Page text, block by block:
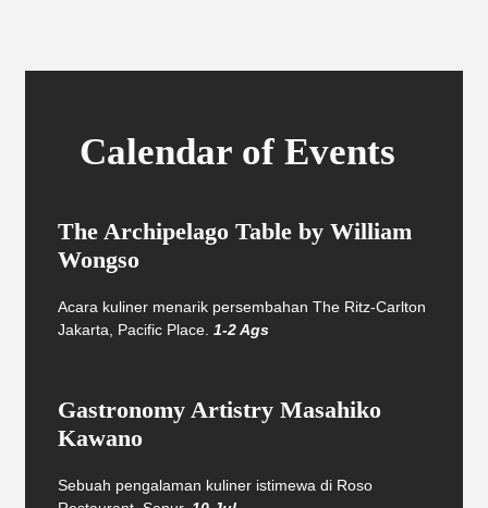
Calendar of Events
The Archipelago Table by William
Wongso
Acara kuliner menarik persembahan The Ritz-Carlton
Jakarta, Pacific Place. 1-2 Ags
Gastronomy Artistry Masahiko
Kawano
Sebuah pengalaman kuliner istimewa di Roso